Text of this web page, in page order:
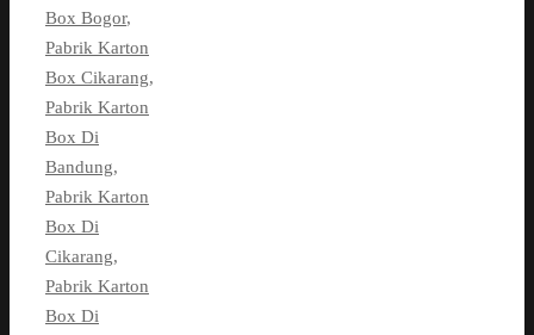
Box Bogor,
Pabrik Karton
Box Cikarang,
Pabrik Karton
Box Di
Bandung,
Pabrik Karton
Box Di
Cikarang,
Pabrik Karton
Box Di